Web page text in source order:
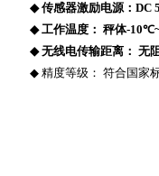
◆ 传感器激励电源： DC
◆ 工作温度： 秤体-10℃
◆ 无线电传输距离： 无
◆ 精度等级： 符合国家